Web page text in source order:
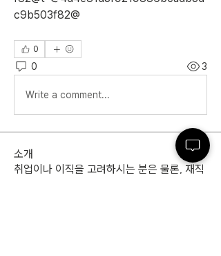
c9b503f82@
0
0 3
Write a comment...
소개
취업이나 이직을 고려하시는 분은 물론, 재직